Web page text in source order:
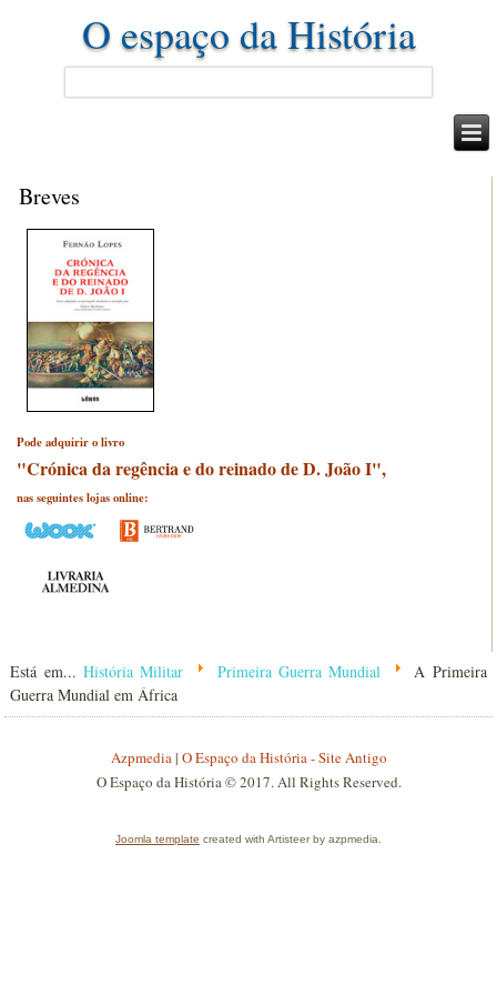
O espaço da História
Breves
Pode adquirir o livro
"Crónica da regência e do reinado de D. João I",
nas seguintes lojas online:
Está em...História Militar Primeira Guerra Mundial
A Primeira
Guerra Mundial em África
Azpmedia| O Espaço da História - Site Antigo
O Espaço da História © 2017. All Rights Reserved.
Joomla template created with Artisteer by azpmedia.